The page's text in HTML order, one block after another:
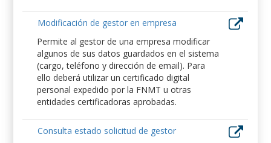
Modificación de gestor en empresa
Permite al gestor de una empresa modificar
algunos de sus datos guardados en el sistema
(cargo, teléfono y dirección de email). Para
ello deberá utilizar un certificado digital
personal expedido por la FNMT u otras
entidades certificadoras aprobadas.
Consulta estado solicitud de gestor